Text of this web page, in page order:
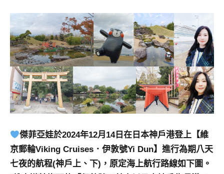
旅
遊
書
作
者、
各
發
表
及
活
動
傑菲亞娃於2024年12月14日在日本神戶港登上【維
京郵輪Viking Cruises．伊敦號Yi Dun】進行為期八天
七夜的航程(神戶上、下)，原定海上航行路線如下圖。